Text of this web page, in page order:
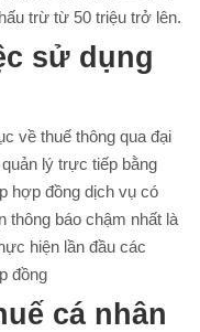
trừ từ 50 triệu trở lên.
sử dụng
về thuế thông qua đại
lý trực tiếp bằng
hợp đồng dịch vụ có
thông báo chậm nhất là
hiện lần đầu các
đồng
cá nhân